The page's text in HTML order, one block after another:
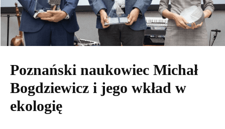
Poznański naukowiec Michał
Bogdziewicz i jego wkład w
ekologię